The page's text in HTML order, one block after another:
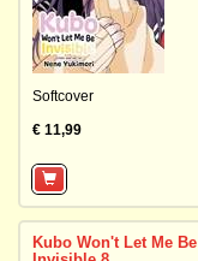
Softcover
€ 11,99
Kubo Won't Let Me Be